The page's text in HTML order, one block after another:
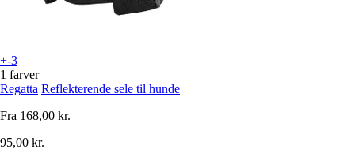
+-3
1 farver
Regatta Reflekterende sele til hunde
Fra 168,00 kr.
95,00 kr.